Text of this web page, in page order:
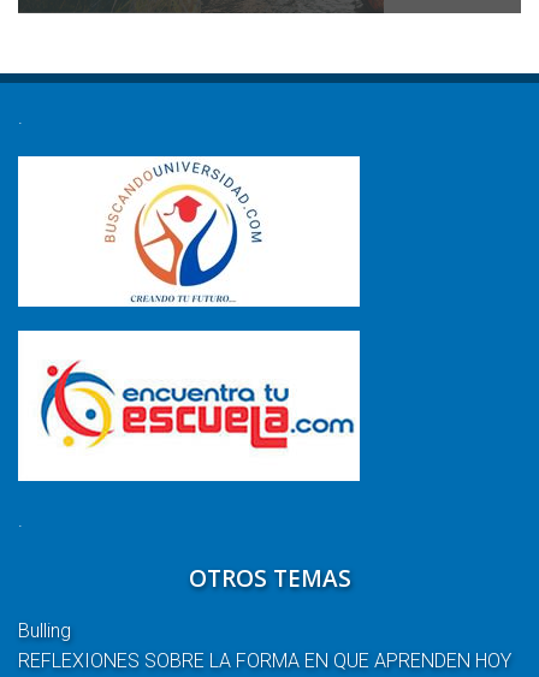
.
.
OTROS TEMAS
Bulling
REFLEXIONES SOBRE LA FORMA EN QUE APRENDEN HOY